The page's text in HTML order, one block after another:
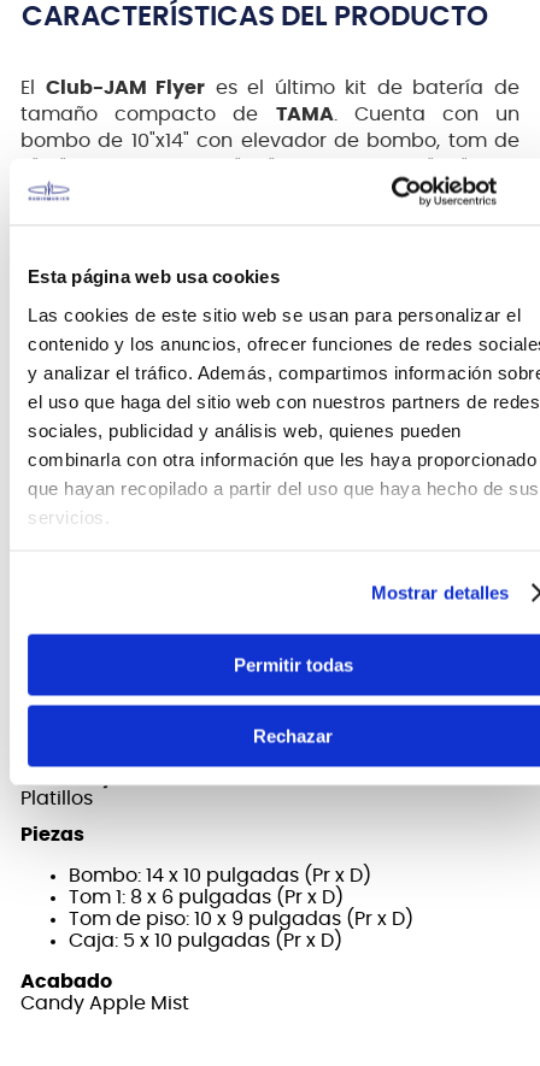
Esta página web usa cookies
Las cookies de este sitio web se usan para personalizar el
contenido y los anuncios, ofrecer funciones de redes
y analizar el tráfico. Además, compartimos información
el uso que haga del sitio web con nuestros partners de redes
sociales, publicidad y análisis web, quienes pueden
combinarla con otra información que les haya proporcionado
que hayan recopilado a partir del uso que haya hecho de sus
servicios.
Mostrar detalles
Permitir todas
Rechazar
CARACTERÍSTICAS DEL PRODUCTO
El Club-JAM Flyer es el último kit de batería de
tamaño compacto de TAMA . Cuenta con un
bombo de 10"x14" con elevador de bombo, tom de
El kit Club-JAM Flyer ofrece un sonido de batería
cascos de menor tamaño. El tamaño compacto y la
configuración del kit Club-JAM Flyer lo hacen
perfecto para cualquier lugar pequeño o
espectáculo callejero.
FICHA TÉCNICA Y DIMENSIONES
Material
Poplar
soporte de caja
Platillos
Piezas
Bombo: 14 x 10 pulgadas (Pr x D)
Tom 1: 8 x 6 pulgadas (Pr x D)
Tom de piso: 10 x 9 pulgadas (Pr x D)
Caja: 5 x 10 pulgadas (Pr x D)
Acabado
Candy Apple Mist